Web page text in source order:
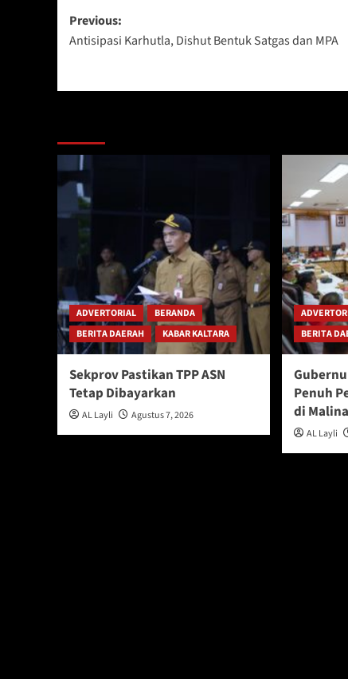
Post
navigation
Previous:
Antisipasi Karhutla, Dishut Bentuk Satgas dan MPA
ADVERTORIAL
BERANDA
BERITA DAERAH
KABAR KALTARA
Sekprov Pastikan TPP ASN
Tetap Dibayarkan
AL Layli Agustus 7, 2026
BERITA
Penuh
di
AL Layli